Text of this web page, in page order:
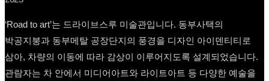
‘Road to art’는 드라이브스루 미술관입니다. 동부사택의
박공지붕과 동부메탈 공장단지의 풍경을 디자인 아이덴티티로
삼아, 차량의 이동에 따라 감상이 이루어지도록 설계되었습니다.
관람자는 차 안에서 미디어아트와 라이트아트 등 다양한 예술을